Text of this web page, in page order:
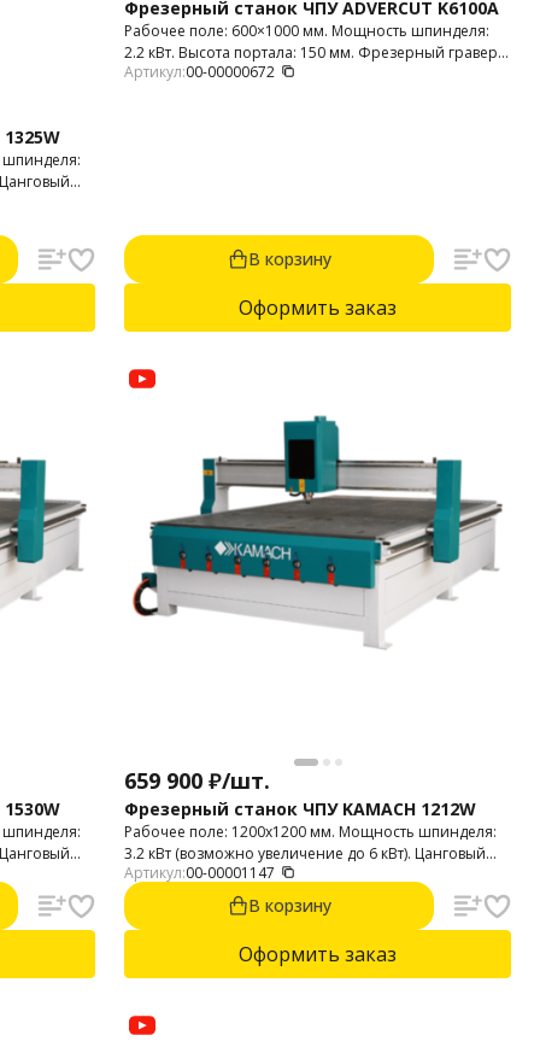
и т .п.).
Фрезерный станок ЧПУ ADVERCUT K6100A
Рабочее поле: 600×1000 мм. Мощность шпинделя:
2.2 кВт. Высота портала: 150 мм. Фрезерный гравер
используется для 2D и 3D фрезерования пластика,
Артикул:00-00000672
В корзину
Оформить заказ
и 3D.
т .п.).
659 900 ₽/шт.
Фрезерный станок ЧПУ KAMACH 1212W
Рабочее поле: 1200х1200 мм. Мощность шпинделя:
3.2 кВт (возможно увеличение до 6 кВт). Цанговый
патрон: ER-20. Высота портала: 140 мм.
Артикул:00-00001147
В корзину
Оформить заказ